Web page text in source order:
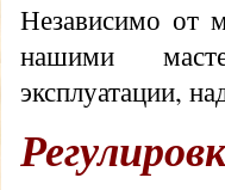
Независимо от
нашими
эксплуатации,